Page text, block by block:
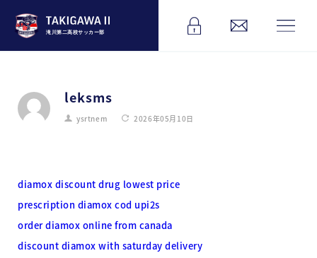
滝川第二高校サッカー部
leksms
ysrtnem 2026年05月10日
diamox discount drug lowest price
prescription diamox cod upi2s
order diamox online from canada
discount diamox with saturday delivery